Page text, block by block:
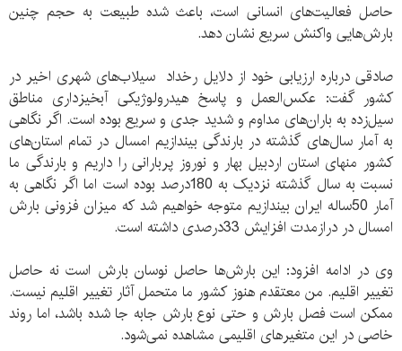
حاصل فعالیت‌های انسانی است، باعث شده طبیعت به حجم چنین
بارش‌هایی واکنش سریع نشان دهد.
صادقی درباره ارزیابی خود از دلایل رخداد سیلاب‌های شهری اخیر در
کشور گفت: عکس‌العمل و پاسخ هیدرولوژیکی آبخیزداری مناطق
سیل‌زده به باران‌های مداوم و شدید جدی و سریع بوده است. اگر نگاهی
به آمار سال‌های گذشته در بارندگی بیندازیم امسال در تمام استان‌های
کشور منهای استان اردبیل بهار و نوروز پربارانی را داریم و بارندگی ما
نسبت به سال گذشته نزدیک به 180درصد بوده است اما اگر نگاهی به
آمار 50ساله ایران بیندازیم متوجه خواهیم شد که میزان فزونی بارش
امسال در درازمدت افزایش 33درصدی داشته است.
وی در ادامه افزود: این بارش‌ها حاصل نوسان بارش است نه حاصل
تغییر اقلیم. من معتقدم هنوز کشور ما متحمل آثار تغییر اقلیم نیست.
ممکن است فصل بارش و حتی نوع بارش جابه جا شده باشد، اما روند
خاصی در این متغیرهای اقلیمی مشاهده نمی‌شود.